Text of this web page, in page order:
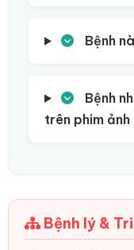
Bệnh
Bệnh
trên phim ảnh
Bệnh lý &